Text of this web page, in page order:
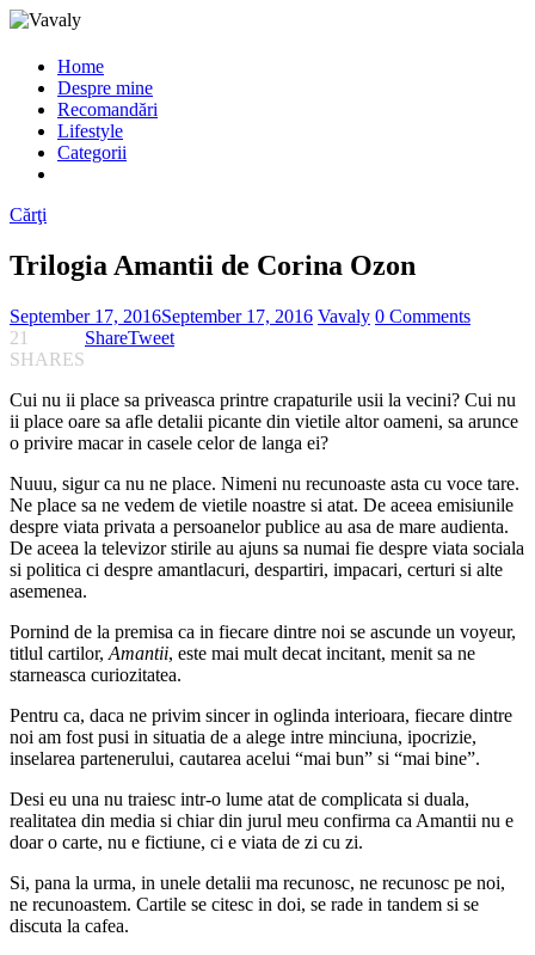
Home
Despre mine
Recomandări
Lifestyle
Categorii
Cărţi
Trilogia Amantii de Corina Ozon
September 17, 2016September 17, 2016 Vavaly 0 Comments
21
SHARES
ShareTweet
Cui nu ii place sa priveasca printre crapaturile usii la vecini? Cui nu
ii place oare sa afle detalii picante din vietile altor oameni, sa arunce
o privire macar in casele celor de langa ei?
Nuuu, sigur ca nu ne place. Nimeni nu recunoaste asta cu voce tare.
Ne place sa ne vedem de vietile noastre si atat. De aceea emisiunile
despre viata privata a persoanelor publice au asa de mare audienta.
De aceea la televizor stirile au ajuns sa numai fie despre viata sociala
si politica ci despre amantlacuri, despartiri, impacari, certuri si alte
asemenea.
Pornind de la premisa ca in fiecare dintre noi se ascunde un voyeur,
titlul cartilor, Amantii, este mai mult decat incitant, menit sa ne
starneasca curiozitatea.
Pentru ca, daca ne privim sincer in oglinda interioara, fiecare dintre
noi am fost pusi in situatia de a alege intre minciuna, ipocrizie,
inselarea partenerului, cautarea acelui “mai bun” si “mai bine”.
Desi eu una nu traiesc intr-o lume atat de complicata si duala,
realitatea din media si chiar din jurul meu confirma ca Amantii nu e
doar o carte, nu e fictiune, ci e viata de zi cu zi.
Si, pana la urma, in unele detalii ma recunosc, ne recunosc pe noi,
ne recunoastem. Cartile se citesc in doi, se rade in tandem si se
discuta la cafea.